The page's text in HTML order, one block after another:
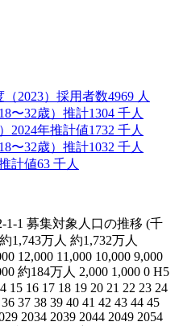
2023）採用者数4969 人
〜32歳）推計1304 千人
2024年推計値1732 千人
〜32歳）推計1032 千人
計値63 千人
1-1 募集対象人口の推移 (千
1,743万人 約1,732万人
12,000 11,000 10,000 9,000
約184万人 2,000 1,000 0 H5
15 16 17 18 19 20 21 22 23 24
37 38 39 40 41 42 43 44 45
2034 2039 2044 2049 2054